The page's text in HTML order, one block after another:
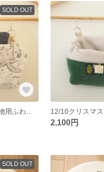
SOLD OUT
2,100円
SOLD OUT